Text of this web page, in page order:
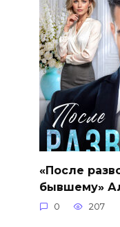
«После
бывшему»
0 207